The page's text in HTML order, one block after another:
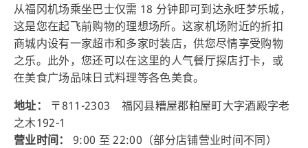
从福冈机场乘坐巴士仅需 18 分钟即可到达永旺梦乐城，
这是您在起飞前购物的理想场所。这家机场附近的折扣
商城内设有一家超市和多家时装店，供您尽情享受购物
之乐。此外，您还可以在这里的人气餐厅探店打卡，或
在美食广场品味日式料理等各色美食。
地址：
〒811-2303 福冈县糟屋郡粕屋町大字酒殿字老
之木192-1
营业时间：
9:00 至 22:00（部分店铺营业时间不同）